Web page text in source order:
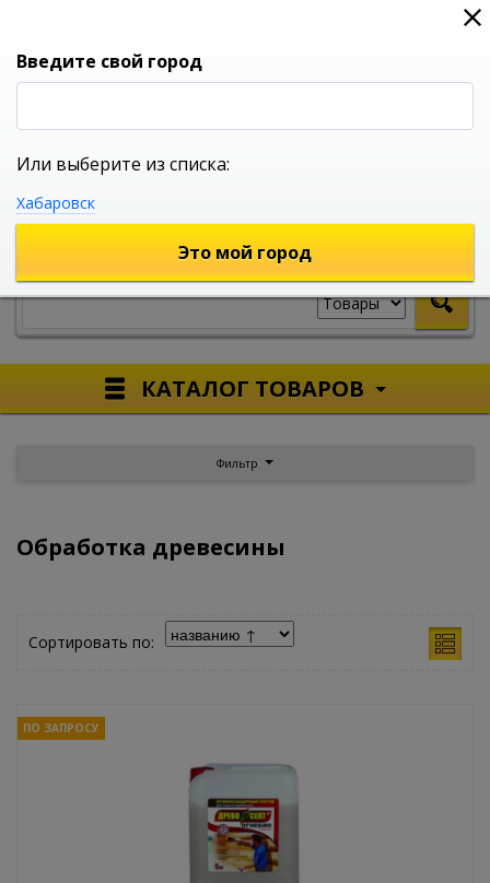
0
УНИВЕРСАЛЬНЫЙ ИНТЕРНЕТ МАГАЗИН
КАТАЛОГ ТОВАРОВ
Фильтр
Обработка древесины
Сортировать по:
ПО ЗАПРОСУ
Введите свой город
Или выберите из списка:
Хабаровск
Это мой город